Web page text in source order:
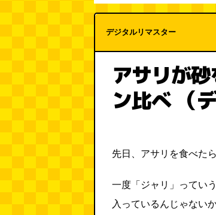
デジタルリマスター
アサリが
ン比べ （
先日、アサリを食べた
一度「ジャリ」ってい
入っているんじゃない